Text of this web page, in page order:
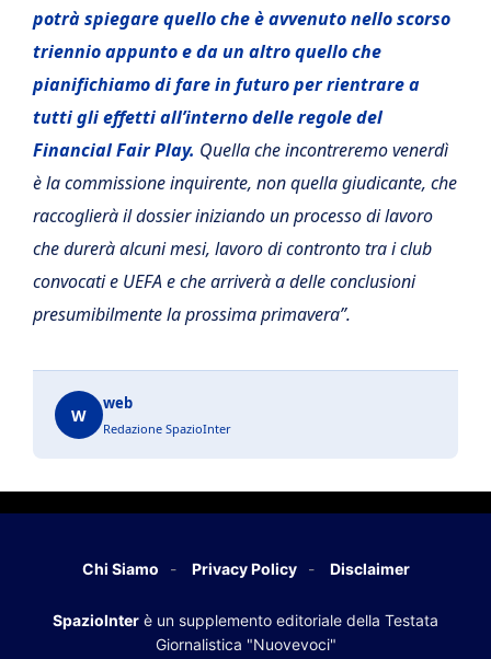
potrà spiegare quello che è avvenuto nello scorso
triennio appunto e da un altro quello che
pianifichiamo di fare in futuro per rientrare a
tutti gli effetti all’interno delle regole del
Financial Fair Play. Quella che incontreremo venerdì
è la commissione inquirente, non quella giudicante, che
raccoglierà il dossier iniziando un processo di lavoro
che durerà alcuni mesi, lavoro di contronto tra i club
convocati e UEFA e che arriverà a delle conclusioni
presumibilmente la prossima primavera”.
W
web
Redazione SpazioInter
Chi Siamo Privacy Policy Disclaimer
SpazioInter è un supplemento editoriale della Testata
Giornalistica "Nuovevoci"